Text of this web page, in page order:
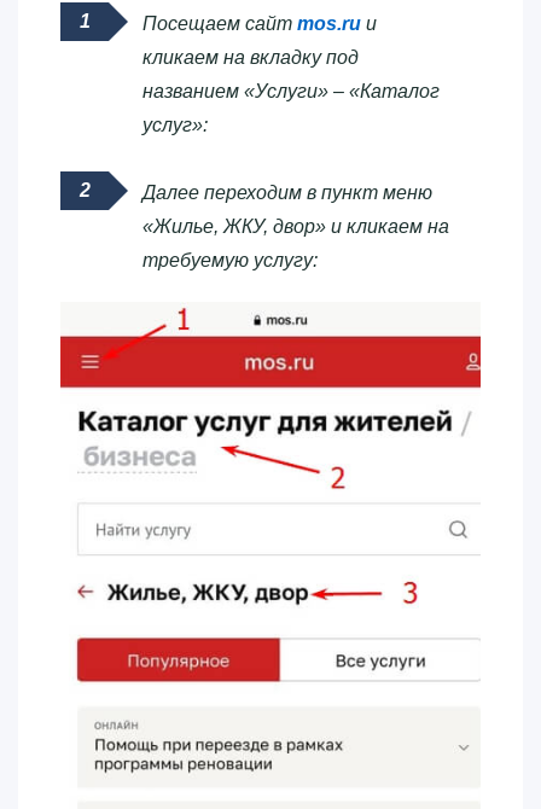
Посещаем сайт mos.ru и
кликаем на вкладку под
названием «Услуги» – «Каталог
услуг»:
Далее переходим в пункт меню
«Жилье, ЖКУ, двор» и кликаем на
требуемую услугу: